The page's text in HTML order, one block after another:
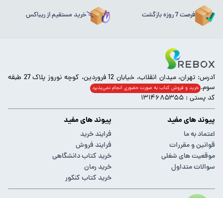
فرصت 7 روزه بازگشت خرید مستقیم از ریباکس
آدرس: تهران، میدان انقلاب، خیابان 12 فروردین، کوچه نوروز پلاک 27 طبقه
سوم. خرید و فروش کتاب به صورت حضوری انجام‌ نمی‌پذیرد
کد پستی : ۱۳۱۴۶۸۵۳۵۵
پیوند های مفید
اعتماد به ما
قوانین و مقررات
موقعیت های شغلی
سوالات متداول
پیوند های مفید
فرایند خرید
فرایند فروش
خرید کتاب دانشگاهی
خرید رمان
خرید کتاب کنکور